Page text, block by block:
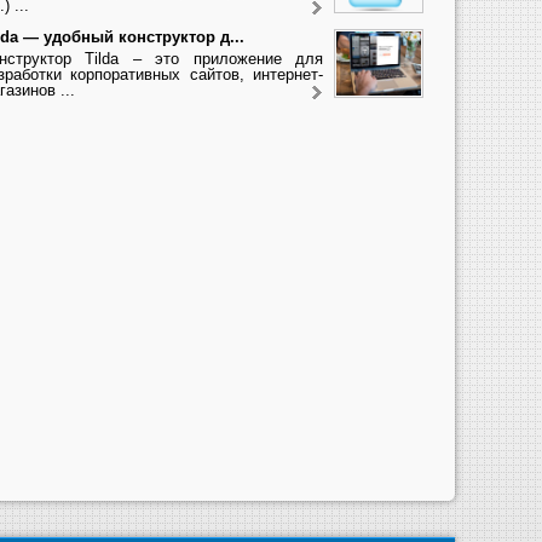
...
— удобный конструктор д...
Tilda – это приложение для
корпоративных сайтов, интернет-
...